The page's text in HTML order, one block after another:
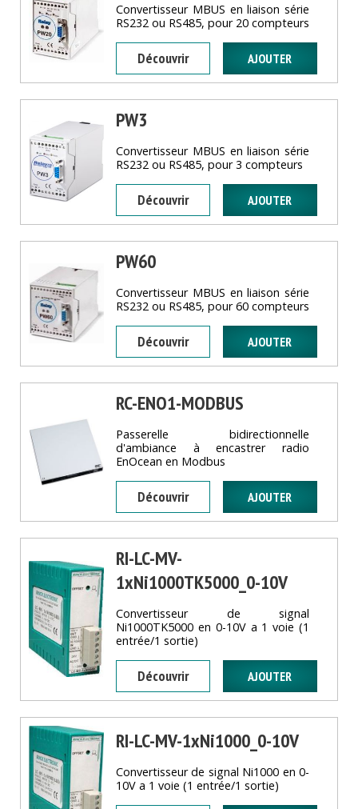
Convertisseur MBUS en liaison série
RS232 ou RS485, pour 20 compteurs
Découvrir
PW3
Convertisseur MBUS en liaison série
RS232 ou RS485, pour 3 compteurs
Découvrir
PW60
Convertisseur MBUS en liaison série
RS232 ou RS485, pour 60 compteurs
Découvrir
RC-ENO1-MODBUS
Passerelle bidirectionnelle
d'ambiance à encastrer radio
EnOcean en Modbus
Découvrir
RI-LC-MV-
1xNi1000TK5000_0-10V
Convertisseur de signal
Ni1000TK5000 en 0-10V a 1 voie (1
entrée/1 sortie)
Découvrir
RI-LC-MV-1xNi1000_0-10V
Convertisseur de signal Ni1000 en 0-
10V a 1 voie (1 entrée/1 sortie)